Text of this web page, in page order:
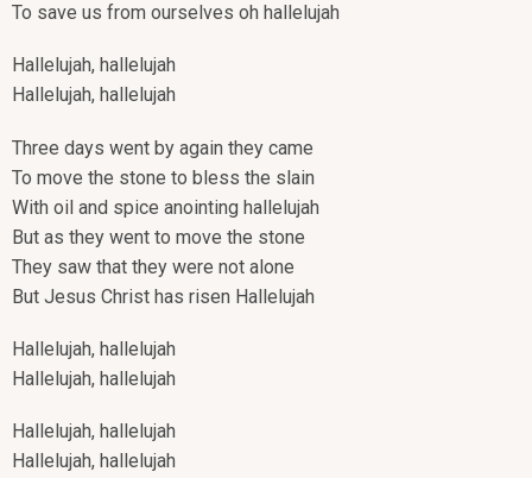
To save us from ourselves oh hallelujah
Hallelujah, hallelujah
Hallelujah, hallelujah
Three days went by again they came
To move the stone to bless the slain
With oil and spice anointing hallelujah
But as they went to move the stone
They saw that they were not alone
But Jesus Christ has risen Hallelujah
Hallelujah, hallelujah
Hallelujah, hallelujah
Hallelujah, hallelujah
Hallelujah, hallelujah